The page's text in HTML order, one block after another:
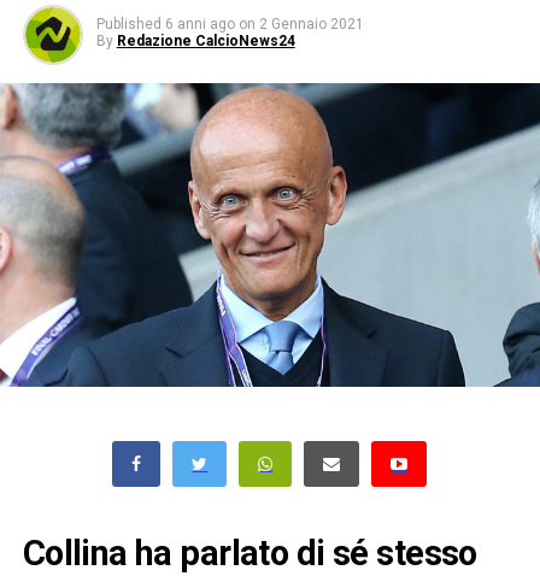
Published 6 anni ago on 2 Gennaio 2021
By Redazione CalcioNews24
Collina ha parlato di sé stesso